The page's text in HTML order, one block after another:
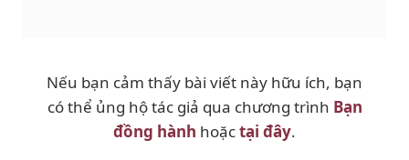
Nếu bạn cảm thấy bài viết này hữu ích, bạn
có thể ủng hộ tác giả qua chương trình Bạn
đồng hành hoặctại đây.